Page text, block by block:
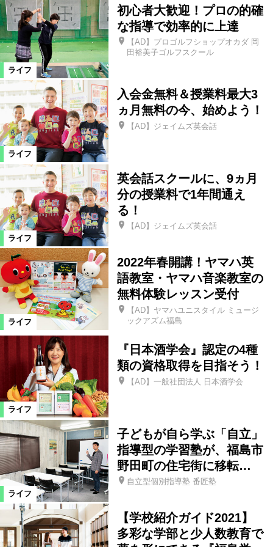
須賀川市 浪江町 本宮市
宮城県 新地町
西会津町 川俣町 会津美里町
飯舘村 葛尾村
富岡町 川内村 楢葉町
広野町 国見町 白河市
県南エリア 湯川村 大玉村
昭和村 南会津町 東京都
西郷村 小野町
白石市 山形県 米沢市
仙台市 中島村
福島市郊外
カテゴリ
ファッション ビューティ
ライフ
初心者大歓迎！プロの的確
な指導で効率的に上達
【AD】プロゴルフショップオカダ 岡
田裕美子ゴルフスクール
ライフ
入会金無料＆授業料最大3
ヵ月無料の今、始めよう！
【AD】ジェイムズ英会話
ライフ
英会話スクールに、9ヵ月
分の授業料で1年間通え
る！
【AD】ジェイムズ英会話
ライフ
2022年春開講！ヤマハ英
語教室・ヤマハ音楽教室の
無料体験レッスン受付
【AD】ヤマハユニスタイル ミュージ
ックアズム福島
ライフ
『日本酒学会』認定の4種
類の資格取得を目指そう！
【AD】一般社団法人 日本酒学会
ライフ
子どもが自ら学ぶ「自立」
指導型の学習塾が、福島市
野田町の住宅街に移転…
自立型個別指導塾 番匠塾
【学校紹介ガイド2021】
多彩な学部と少人数教育で